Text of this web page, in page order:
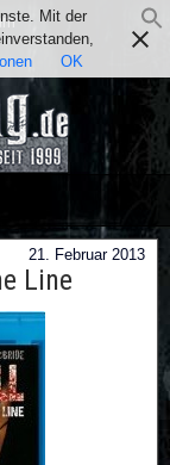
21. Februar 2013
Line
Mit der
OK